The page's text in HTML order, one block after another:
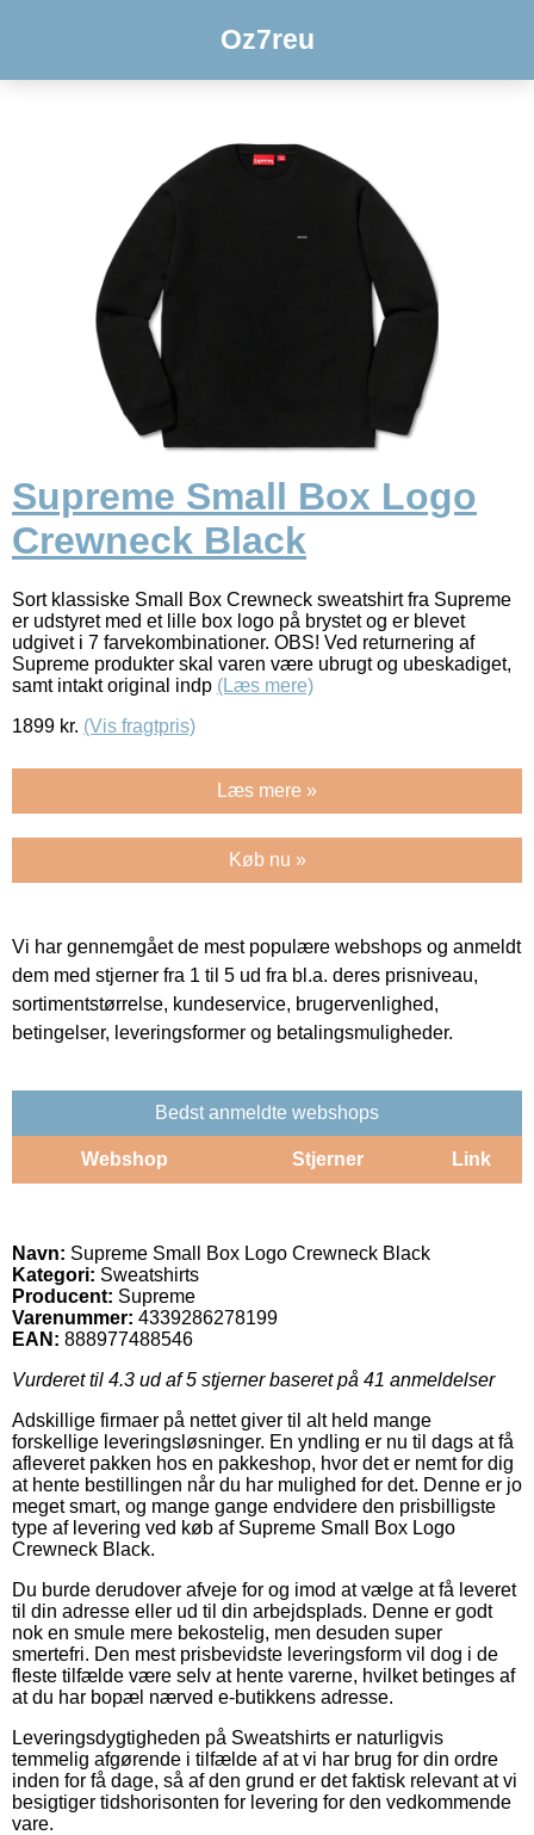
Oz7reu
Supreme Small Box Logo
Crewneck Black
Sort klassiske Small Box Crewneck sweatshirt fra Supreme
er udstyret med et lille box logo på brystet og er blevet
udgivet i 7 farvekombinationer. OBS! Ved returnering af
Supreme produkter skal varen være ubrugt og ubeskadiget,
samt intakt original indp (Læs mere)
1899 kr. (Vis fragtpris)
Læs mere »
Køb nu »
Vi har gennemgået de mest populære webshops og anmeldt
dem med stjerner fra 1 til 5 ud fra bl.a. deres prisniveau,
sortimentstørrelse, kundeservice, brugervenlighed,
betingelser, leveringsformer og betalingsmuligheder.
Bedst anmeldte webshops
Webshop Stjerner Link
Navn: Supreme Small Box Logo Crewneck Black
Kategori: Sweatshirts
Producent: Supreme
Varenummer: 4339286278199
EAN: 888977488546
Vurderet til 4.3 ud af 5 stjerner baseret på 41 anmeldelser
Adskillige firmaer på nettet giver til alt held mange
forskellige leveringsløsninger. En yndling er nu til dags at få
afleveret pakken hos en pakkeshop, hvor det er nemt for dig
at hente bestillingen når du har mulighed for det. Denne er jo
meget smart, og mange gange endvidere den prisbilligste
type af levering ved køb af Supreme Small Box Logo
Crewneck Black.
Du burde derudover afveje for og imod at vælge at få leveret
til din adresse eller ud til din arbejdsplads. Denne er godt
nok en smule mere bekostelig, men desuden super
smertefri. Den mest prisbevidste leveringsform vil dog i de
fleste tilfælde være selv at hente varerne, hvilket betinges af
at du har bopæl nærved e-butikkens adresse.
Leveringsdygtigheden på Sweatshirts er naturligvis
temmelig afgørende i tilfælde af at vi har brug for din ordre
inden for få dage, så af den grund er det faktisk relevant at vi
besigtiger tidshorisonten for levering for den vedkommende
vare.